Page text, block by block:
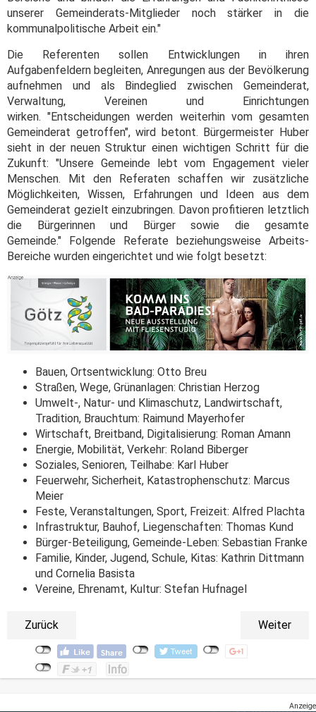
unserer Gemeinderats-Mitglieder noch stärker in die
kommunalpolitische Arbeit ein."
Die Referenten sollen Entwicklungen in ihren
Aufgabenfeldern begleiten, Anregungen aus der Bevölkerung
aufnehmen und als Bindeglied zwischen Gemeinderat,
Verwaltung, Vereinen und Einrichtungen
wirken. "Entscheidungen werden weiterhin vom gesamten
Gemeinderat getroffen", wird betont. Bürgermeister Huber
sieht in der neuen Struktur einen wichtigen Schritt für die
Zukunft: "Unsere Gemeinde lebt vom Engagement vieler
Menschen. Mit den Referaten schaffen wir zusätzliche
Möglichkeiten, Wissen, Erfahrungen und Ideen aus dem
Gemeinderat gezielt einzubringen. Davon profitieren letztlich
die Bürgerinnen und Bürger sowie die gesamte
Gemeinde." Folgende Referate beziehungsweise Arbeits-
Bereiche wurden eingerichtet und wie folgt besetzt:
Bauen, Ortsentwicklung: Otto Breu
Straßen, Wege, Grünanlagen: Christian Herzog
Umwelt-, Natur- und Klimaschutz, Landwirtschaft,
Tradition, Brauchtum: Raimund Mayerhofer
Wirtschaft, Breitband, Digitalisierung: Roman Amann
Energie, Mobilität, Verkehr: Roland Biberger
Soziales, Senioren, Teilhabe: Karl Huber
Feuerwehr, Sicherheit, Katastrophenschutz: Marcus
Meier
Feste, Veranstaltungen, Sport, Freizeit: Alfred Plachta
Infrastruktur, Bauhof, Liegenschaften: Thomas Kund
Bürger-Beteiligung, Gemeinde-Leben: Sebastian Franke
Familie, Kinder, Jugend, Schule, Kitas: Kathrin Dittmann
und Cornelia Basista
Vereine, Ehrenamt, Kultur: Stefan Hufnagel
Zurück Weiter
Anzeige